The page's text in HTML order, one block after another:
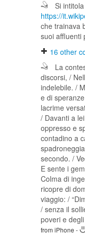
Si
https://
che trainava
suoi affluenti
16 other
La
discorsi, /
indelebile. /
e di
lacrime
/ Davanti a
oppresso e
contadino a
secondo. /
E sente i
Colma di
ricopre di
viaggio: /
/ senza il
poveri e
from iPhone -